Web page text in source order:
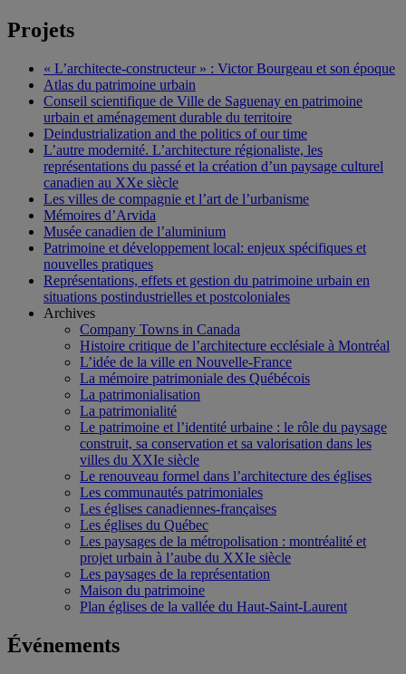
Projets
« L’architecte-constructeur » : Victor Bourgeau et son époque
Atlas du patrimoine urbain
Conseil scientifique de Ville de Saguenay en patrimoine
urbain et aménagement durable du territoire
Deindustrialization and the politics of our time
L’autre modernité. L’architecture régionaliste, les
représentations du passé et la création d’un paysage culturel
canadien au XXe siècle
Les villes de compagnie et l’art de l’urbanisme
Mémoires d’Arvida
Musée canadien de l’aluminium
Patrimoine et développement local: enjeux spécifiques et
nouvelles pratiques
Représentations, effets et gestion du patrimoine urbain en
situations postindustrielles et postcoloniales
Archives
Company Towns in Canada
Histoire critique de l’architecture ecclésiale à Montréal
L’idée de la ville en Nouvelle-France
La mémoire patrimoniale des Québécois
La patrimonialisation
La patrimonialité
Le patrimoine et l’identité urbaine : le rôle du paysage
construit, sa conservation et sa valorisation dans les
villes du XXIe siècle
Le renouveau formel dans l’architecture des églises
Les communautés patrimoniales
Les églises canadiennes-françaises
Les églises du Québec
Les paysages de la métropolisation : montréalité et
projet urbain à l’aube du XXIe siècle
Les paysages de la représentation
Maison du patrimoine
Plan églises de la vallée du Haut-Saint-Laurent
Événements